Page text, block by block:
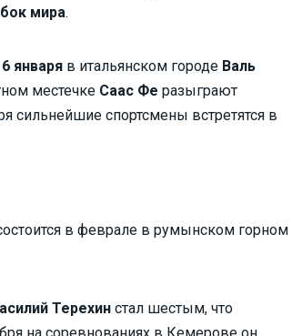
мира.
января в итальянском городе Валь
местечке Саас Фе разыграют
сильнейшие спортсмены встретятся в
в феврале в румынском горном
Терехин стал шестым, что
на соревнованиях в Кемерове он